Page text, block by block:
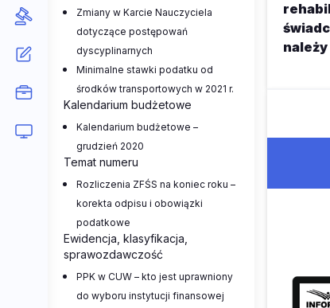
Zmiany w Karcie Nauczyciela
dotyczące postępowań
dyscyplinarnych
Minimalne stawki podatku od
środków transportowych w 2021 r.
Kalendarium budżetowe
Kalendarium budżetowe –
grudzień 2020
Temat numeru
Rozliczenia ZFŚS na koniec roku –
korekta odpisu i obowiązki
podatkowe
Ewidencja, klasyfikacja,
sprawozdawczość
PPK w CUW – kto jest uprawniony
do wyboru instytucji finansowej